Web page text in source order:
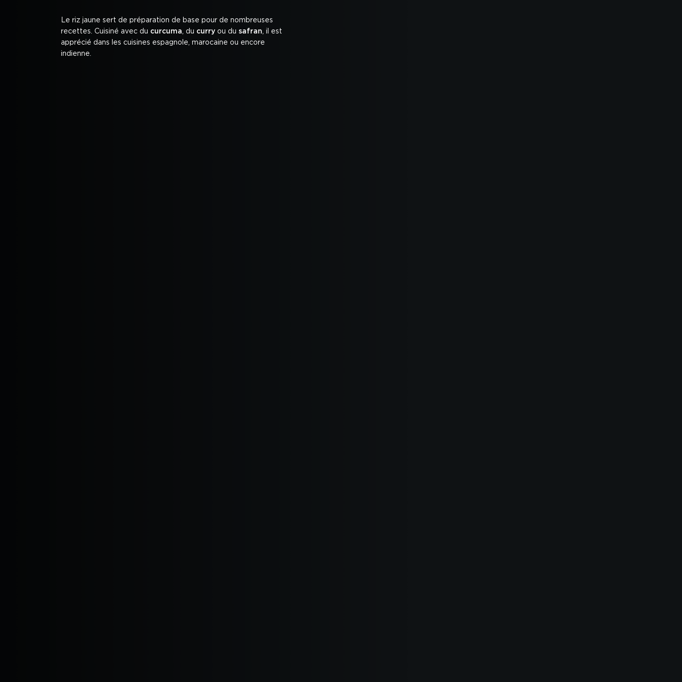
Le riz jaune sert de préparation de base pour de nombreuses
recettes. Cuisiné avec du curcuma , du curry ou du safran , il est
apprécié dans les cuisines espagnole, marocaine ou encore
indienne.